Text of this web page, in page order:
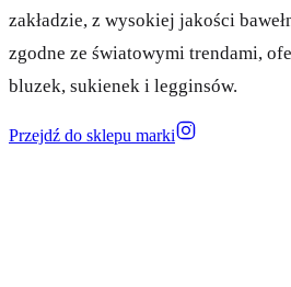
zakładzie, z wysokiej jakości
zgodne ze światowymi trendami,
bluzek, sukienek i legginsów.
Przejdź do sklepu marki